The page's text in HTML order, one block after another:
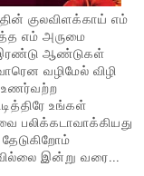
குலவிளக்காய் எம்
எம் அருமை
இரண்டு ஆண்டுகள்
வழிமேல் விழி
உணர்வற்ற
உங்கள்
பலிக்கடாவாக்கியது
இன்று வரை...